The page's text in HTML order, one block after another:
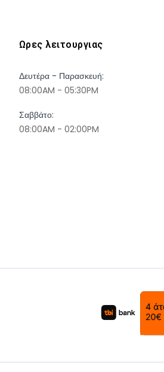
Ωρες λειτουργιας
Δευτέρα - Παρασκευή:
08:00AM - 05:30PM
Σαββάτο:
08:00AM - 02:00PM